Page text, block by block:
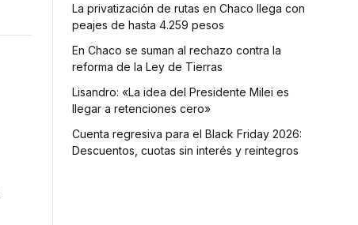
La privatización de rutas en Chaco llega con
peajes de hasta 4.259 pesos
En Chaco se suman al rechazo contra la
reforma de la Ley de Tierras
Lisandro: «La idea del Presidente Milei es
llegar a retenciones cero»
Cuenta regresiva para el Black Friday 2026:
Descuentos, cuotas sin interés y reintegros